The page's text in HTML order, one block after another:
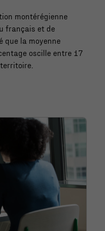
montérégienne
français et de
que la moyenne
oscille entre 17